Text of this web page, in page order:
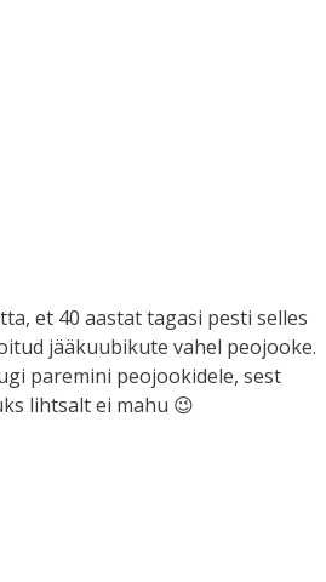
et 40 aastat tagasi pesti selles
jääkuubikute vahel peojooke.
paremini peojookidele, sest
lihtsalt ei mahu 😉